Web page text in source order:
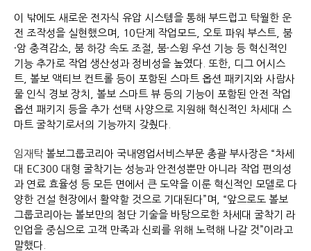
이 밖에도 새로운 전자식 유압 시스템을 통해 부드럽고 탁월한 운
전 조작성을 실현했으며, 10단계 작업모드, 오토 파워 부스트, 붐
·암 충격감소, 붐 하강 속도 조절, 붐·스윙 우선 기능 등 혁신적인
기능 추가로 작업 생산성과 정비성을 높였다. 또한, 디그 어시스
트, 볼보 액티브 컨트롤 등이 포함된 스마트 옵션 패키지와 사람사
물 인식 경보 장치, 볼보 스마트 뷰 등의 기능이 포함된 안전 작업
옵션 패키지 등을 추가 선택 사양으로 지원해 혁신적인 차세대 스
마트 굴착기로서의 기능까지 갖췄다.
임재탁 볼보그룹코리아 국내영업서비스부문 총괄 부사장은 “차세
대 EC300 대형 굴착기는 성능과 안전성뿐만 아니라 작업 편의성
과 연료 효율성 등 모든 면에서 큰 도약을 이룬 혁신적인 모델로 다
양한 건설 현장에서 활약할 것으로 기대된다”며, “앞으로도 볼보
그룹코리아는 볼보만의 첨단 기술을 바탕으로한 차세대 굴착기 라
인업을 중심으로 고객 만족과 신뢰를 위해 노력해 나갈 것”이라고
말했다.